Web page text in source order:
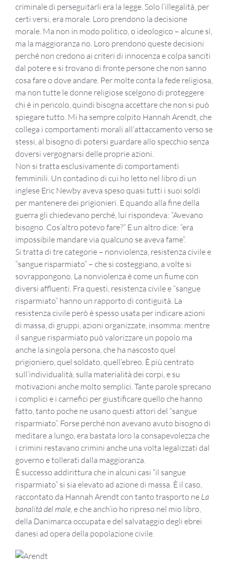
criminale di perseguitarli era la legge. Solo l’illegalità, per
certi versi, era morale. Loro prendono la decisione
morale. Ma non in modo politico, o ideologico – alcune sì,
ma la maggioranza no. Loro prendono queste decisioni
perché non credono ai criteri di innocenza e colpa sanciti
dal potere e si trovano di fronte persone che non sanno
cosa fare o dove andare. Per molte conta la fede religiosa,
ma non tutte le donne religiose scelgono di proteggere
chi è in pericolo, quindi bisogna accettare che non si può
spiegare tutto. Mi ha sempre colpito Hannah Arendt, che
collega i comportamenti morali all’attaccamento verso se
stessi, al bisogno di potersi guardare allo specchio senza
doversi vergognarsi delle proprie azioni.
Non si tratta esclusivamente di comportamenti
femminili. Un contadino di cui ho letto nel libro di un
inglese Eric Newby aveva speso quasi tutti i suoi soldi
per mantenere dei prigionieri. E quando alla fine della
guerra gli chiedevano perché, lui rispondeva: “Avevano
bisogno. Cos’altro potevo fare?” E un altro dice: “era
impossibile mandare via qualcuno se aveva fame”.
Si tratta di tre categorie – nonviolenza, resistenza civile e
“sangue risparmiato” – che si costeggiano, a volte si
sovrappongono. La nonviolenza è come un fiume con
diversi affluenti. Fra questi, resistenza civile e “sangue
risparmiato” hanno un rapporto di contiguità. La
resistenza civile però è spesso usata per indicare azioni
di massa, di gruppi, azioni organizzate, insomma: mentre
il sangue risparmiato può valorizzare un popolo ma
anche la singola persona, che ha nascosto quel
prigioniero, quel soldato, quell’ebreo. È più centrato
sull’individualità, sulla materialità dei corpi, e su
motivazioni anche molto semplici. Tante parole sprecano
i complici e i carnefici per giustificare quello che hanno
fatto, tanto poche ne usano questi attori del “sangue
risparmiato”. Forse perché non avevano avuto bisogno di
meditare a lungo, era bastata loro la consapevolezza che
i crimini restavano crimini anche una volta legalizzati dal
governo e tollerati dalla maggioranza.
È successo addirittura che in alcuni casi “il sangue
risparmiato” si sia elevato ad azione di massa. È il caso,
raccontato da Hannah Arendt con tanto trasporto ne La
banalità del male , e che anch’io ho ripreso nel mio libro,
della Danimarca occupata e del salvataggio degli ebrei
danesi ad opera della popolazione civile.